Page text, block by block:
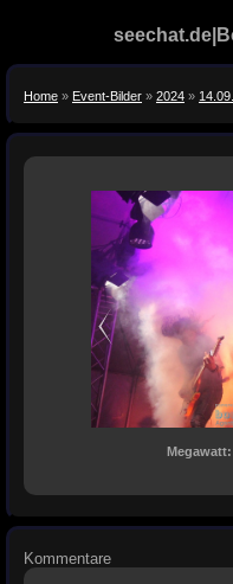
Home » Event-Bilder » 2024 »
Kommentare